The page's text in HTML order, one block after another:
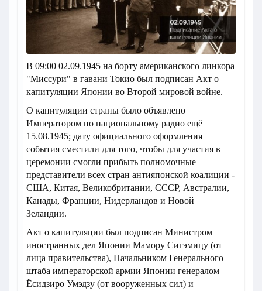
В 09:00 02.09.1945 на борту американского линкора
"Миссури" в гавани Токио был подписан Акт о
капитуляции Японии во Второй мировой войне.
О капитуляции страны было объявлено
Императором по национальному радио ещё
15.08.1945; дату официального оформления
события сместили для того, чтобы для участия в
церемонии смогли прибыть полномочные
представители всех стран антияпонской коалиции -
США, Китая, Великобритании, СССР, Австралии,
Канады, Франции, Нидерландов и Новой
Зеландии.
Акт о капитуляции был подписан Министром
иностранных дел Японии Мамору Сигэмицу (от
лица правительства), Начальником Генерального
штаба императорской армии Японии генералом
Ёсидзиро Умэдзу (от вооруженных сил) и